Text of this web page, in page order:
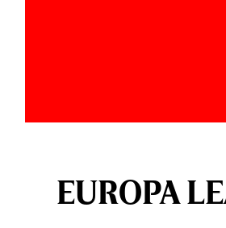
EUROPA